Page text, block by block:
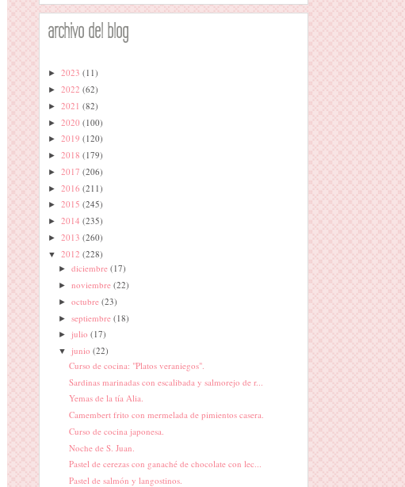
archivo del blog
► 2023 (11)
► 2022 (62)
► 2021 (82)
► 2020 (100)
► 2019 (120)
► 2018 (179)
► 2017 (206)
► 2016 (211)
► 2015 (245)
► 2014 (235)
► 2013 (260)
▼ 2012 (228)
►diciembre(17)
►noviembre(22)
►octubre(23)
►septiembre(18)
►julio(17)
▼junio(22)
Curso de cocina: "Platos veraniegos".
Sardinas marinadas con escalibada y salmorejo de r...
Yemas de la tía Alia.
Camembert frito con mermelada de pimientos casera.
Curso de cocina japonesa.
Noche de S. Juan.
Pastel de cerezas con ganaché de chocolate con lec...
Pastel de salmón y langostinos.